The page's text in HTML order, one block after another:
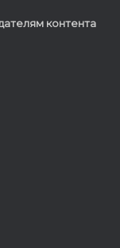
контента